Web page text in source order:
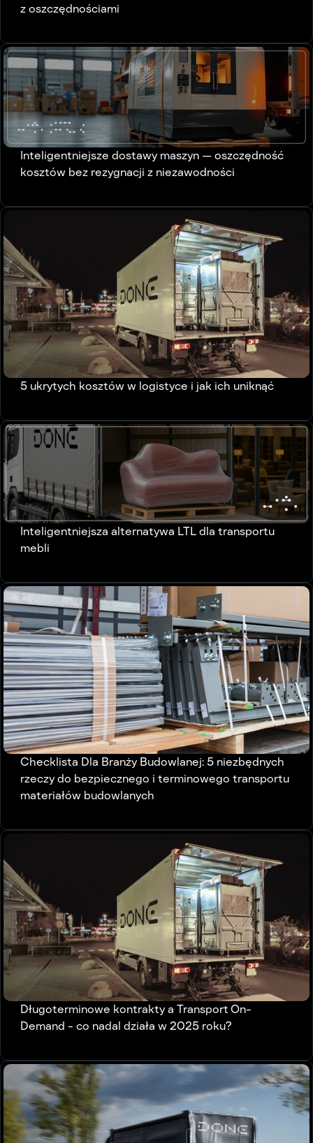
z oszczędnościami
Inteligentniejsze dostawy maszyn — oszczędność
kosztów bez rezygnacji z niezawodności
5 ukrytych kosztów w logistyce i jak ich uniknąć
Inteligentniejsza alternatywa LTL dla transportu
mebli
Checklista Dla Branży Budowlanej: 5 niezbędnych
rzeczy do bezpiecznego i terminowego transportu
materiałów budowlanych
Długoterminowe kontrakty a Transport On-
Demand - co nadal działa w 2025 roku?